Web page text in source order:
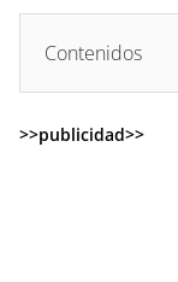
Contenidos
>>publicidad>>